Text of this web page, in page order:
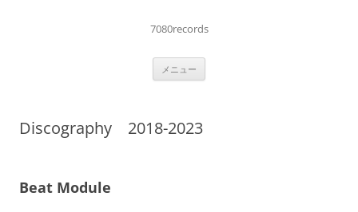
7080records
メニュー
Discography 2018-2023
Beat Module